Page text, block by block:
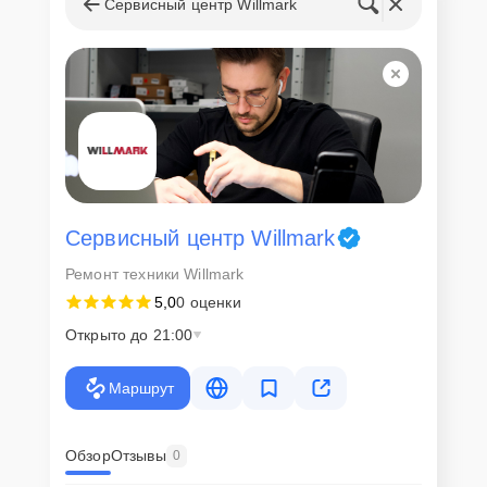
запчастей
Для всех клиентов действуют демократичные и фиксированные
цены. Конечная стоимость работ обсуждается с клиентом и не в
коем случае не может измениться в процессе работ. Сервис не
навязывает клиентам дополнительные услуги и не
предусматривает скрытые платежи. Рассчитать предварительную
стоимость ремонта можно с помощью нашегоКалькулятора
Скорость диагностики и
ремонта
Наша компания ценит время клиентов и понимает важность
оперативного решения любых вопросов. В среднем, ремонт
клиент сможет забрать свой гаджет в этот же день. При
Внимание! Устройство отправляется на ремонт только после
согласования вариантов запчастей и стоимости ремонта с
изменена в процессе или после завершения работ.
Сервисный центр Willmark
Сервисный центр Willmark
Ремонт техники Willmark
5,00 оценки
Открыто до 21:00
Маршрут
ОбзорОтзывы 0